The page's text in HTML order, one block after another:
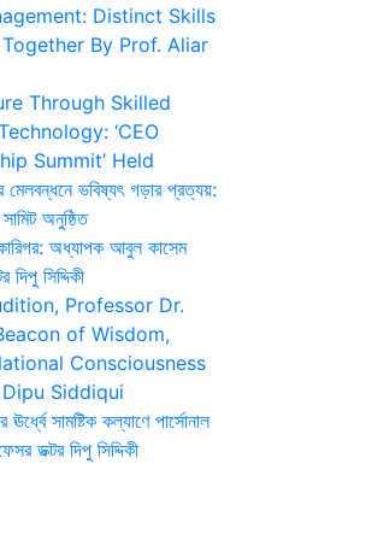
Distinct Skills
By Prof. Aliar
Through Skilled
‘CEO
Summit’ Held
ভবিষ্যৎ গড়ার প্রত্যয়:
অনুষ্ঠিত
অধ্যাপক আবুল কাসেম
সিদ্দিকী
Professor Dr.
of Wisdom,
Consciousness
Siddiqui
সামষ্টিক কল্যাণে পার্সোনাল
ডক্টর দিপু সিদ্দিকী